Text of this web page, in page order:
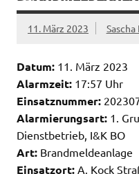
11. März 2023
Datum: 11. März 2023
Alarmzeit: 17:57 Uhr
Einsatznummer:
Alarmierungsart: 1.
Dienstbetrieb, I&K BO
Art: Brandmeldeanlage
Einsatzort: A. Kock